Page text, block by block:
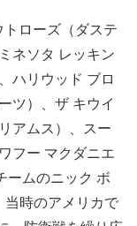
ローズ（ダステ
ネソタ レッキン
ハリウッド ブロ
ツ）、ザ キウイ
アムス）、スー
フー マクダニエ
ームのニック ボ
当時のアメリカで